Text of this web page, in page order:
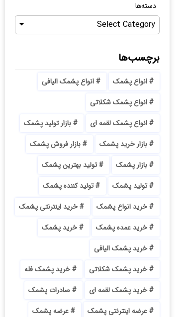
دسته‌ها
Select Category
برچسب‌ها
انواع پشمک
انواع پشمک الیافی
انواع پشمک شکلاتی
انواع پشمک لقمه ای
بازار تولید پشمک
بازار خرید پشمک
بازار فروش پشمک
بازار پشمک
تولید بهترین پشمک
تولید پشمک
تولید کننده پشمک
خرید انواع پشمک
خرید اینترنتی پشمک
خرید عمده پشمک
خرید پشمک
خرید پشمک الیافی
خرید پشمک شکلاتی
خرید پشمک فله
خرید پشمک لقمه ای
صادرات پشمک
عرضه اینترنتی پشمک
عرضه پشمک